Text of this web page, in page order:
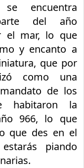
encuentra
del año
el mar, lo que
y encanto a
que por
como una
de los
habitaron la
966, lo que
que des en el
piando